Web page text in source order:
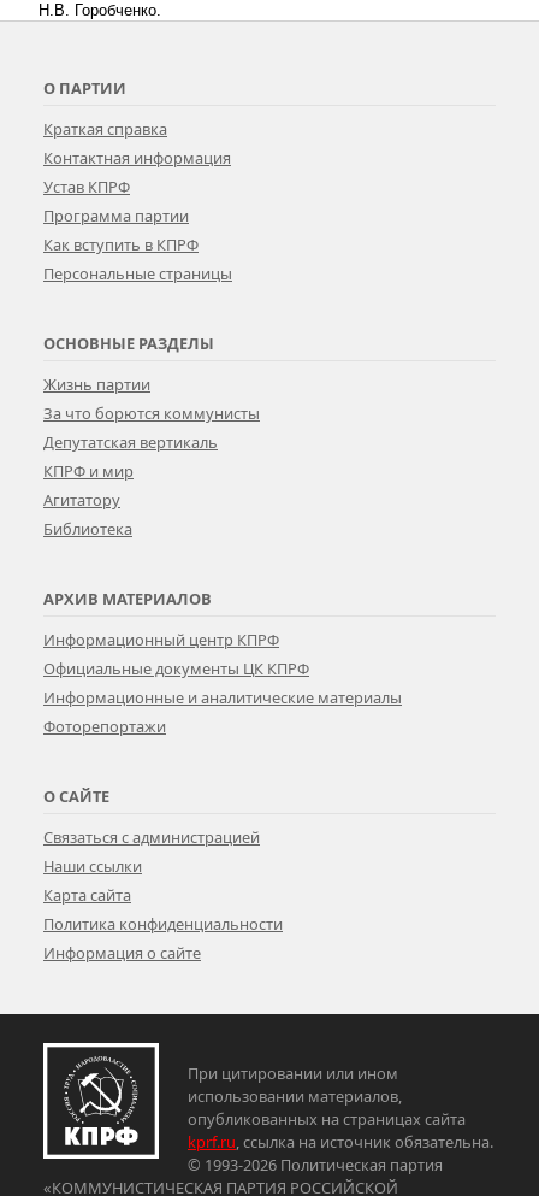
Н.В. Горобченко.
О ПАРТИИ
Краткая справка
Контактная информация
Устав КПРФ
Программа партии
Как вступить в КПРФ
Персональные страницы
ОСНОВНЫЕ РАЗДЕЛЫ
Жизнь партии
За что борются коммунисты
Депутатская вертикаль
КПРФ и мир
Агитатору
Библиотека
АРХИВ МАТЕРИАЛОВ
Информационный центр КПРФ
Официальные документы ЦК КПРФ
Информационные и аналитические материалы
Фоторепортажи
О САЙТЕ
Связаться с администрацией
Наши ссылки
Карта сайта
Политика конфиденциальности
Информация о сайте
При цитировании или ином
использовании материалов,
опубликованных на страницах сайта
kprf.ru, ссылка на источник обязательна.
© 1993-2026 Политическая партия
«КОММУНИСТИЧЕСКАЯ ПАРТИЯ РОССИЙСКОЙ